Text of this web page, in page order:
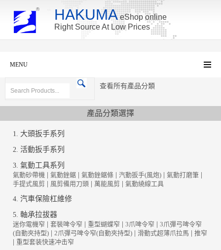
HAKUMA eShop online
Right Source At Low Prices
MENU
查看所有產品分類
產品分類選擇
1. 大頭扳手系列
2.活動扳手系列
3.氣動工具系列
氣動砂帶機 |氣動銼鋸 |氣動銼鋸條 汽動扳手(風炮) |氣動打磨筆
手提式風剪
風剪備用刀頭 萬能風剪 |氣動繞線工具
4.汽車保險杠維修
5.軸承拉拔器
迷你電機窄 |套裝啤令窄 |重型蝴蝶窄 |3爪啤令窄 |3爪彈弓啤令窄
(自動夾持型) |2爪彈弓啤令窄(自動夾持型) |滑動式超薄爪拉馬 |推窄
|重型套装快速冲击窄